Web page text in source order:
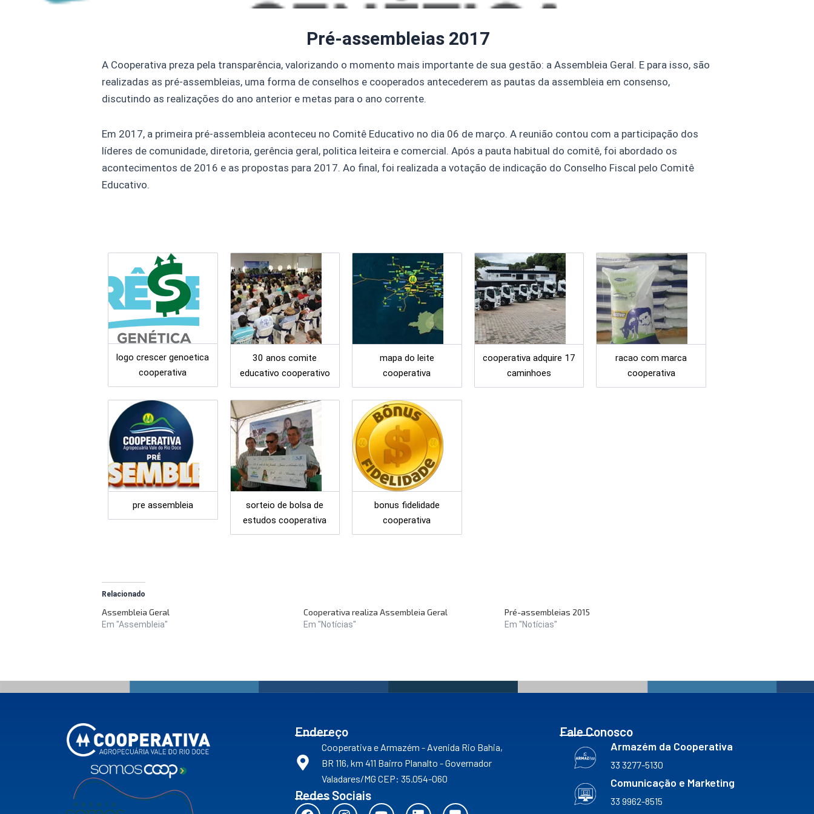
Pré-assembleias 2017
A Cooperativa preza pela transparência, valorizando o momento mais importante de sua gestão: a Assembleia Geral. E para isso, são
realizadas as pré-assembleias, uma forma de conselhos e cooperados antecederem as pautas da assembleia em consenso,
discutindo as realizações do ano anterior e metas para o ano corrente.
Em 2017, a primeira pré-assembleia aconteceu no Comitê Educativo no dia 06 de março. A reunião contou com a participação dos
líderes de comunidade, diretoria, gerência geral, politica leiteira e comercial. Após a pauta habitual do comitê, foi abordado os
acontecimentos de 2016 e as propostas para 2017. Ao final, foi realizada a votação de indicação do Conselho Fiscal pelo Comitê
Educativo.
logo crescer genoetica
cooperativa
30 anos comite
educativo cooperativo
mapa do leite
cooperativa
cooperativa adquire 17
caminhoes
racao com marca
cooperativa
pre assembleia
sorteio de bolsa de
estudos cooperativa
bonus fidelidade
cooperativa
Relacionado
Assembleia Geral
Em "Assembleia"
Cooperativa realiza Assembleia Geral
Em "Notícias"
Pré-assembleias 2015
Em "Notícias"
Endereço
Cooperativa e Armazém - Avenida Rio Bahia,
BR 116, km 411 Bairro Planalto - Governador
Valadares/MG CEP: 35.054-060
Redes Sociais
F
I
Y
L
F
Fale Conosco
Armazém da Cooperativa
33 3277-5130
Comunicação e Marketing
33 9962-8515